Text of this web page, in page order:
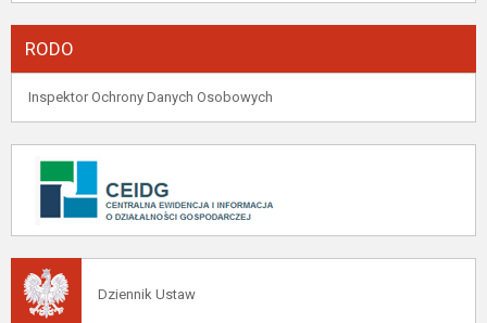
RODO
Inspektor Ochrony Danych Osobowych
Dziennik Ustaw